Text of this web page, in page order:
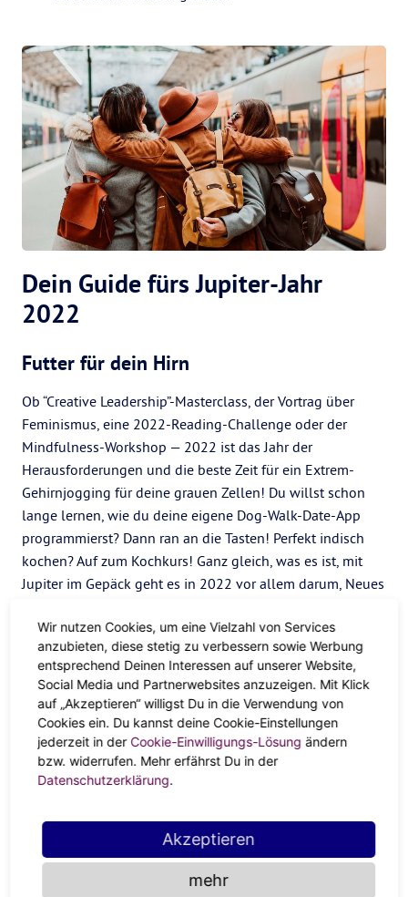
Dein Guide fürs Jupiter-Jahr
2022
Futter für dein Hirn
Ob “Creative Leadership”-Masterclass, der Vortrag über
Feminismus, eine 2022-Reading-Challenge oder der
Mindfulness-Workshop — 2022 ist das Jahr der
Herausforderungen und die beste Zeit für ein Extrem-
Gehirnjogging für deine grauen Zellen! Du willst schon
lange lernen, wie du deine eigene Dog-Walk-Date-App
programmierst? Dann ran an die Tasten! Perfekt indisch
kochen? Auf zum Kochkurs! Ganz gleich, was es ist, mit
Jupiter im Gepäck geht es in 2022 vor allem darum, Neues
Entdecke die Welt
Die Südamerika-Rundreise, Dschungel-Safari,
Weltumsegelung oder Städte erkunden, in denen du noch
nicht warst — Schau in 2022 öfter mal über deinen
Tellerrand. In der Weltgeschichte herum jetsetten ist nicht
in deinem Budget? Macht nix! Horizont erweitern, geht
nämlich auch anders. Ob dir durch transzendentale
Geburtshoroskops und der Tarotkarten eintauchst, das
Buch über Kriminalistik liest oder mit einem Fremden in
der U-Bahn über Schneckenzucht quatschst: Im Jupiter-
Wir nutzen Cookies, um eine Vielzahl von Services
anzubieten, diese stetig zu verbessern sowie Werbung
entsprechend Deinen Interessen auf unserer Website,
Social Media und Partnerwebsites anzuzeigen. Mit Klick
auf „Akzeptieren“ willigst Du in die Verwendung von
Cookies ein. Du kannst deine Cookie-Einstellungen
jederzeit in der Cookie-Einwilligungs-Lösung ändern
bzw. widerrufen. Mehr erfährst Du in der
Datenschutzerklärung.
Akzeptieren
mehr